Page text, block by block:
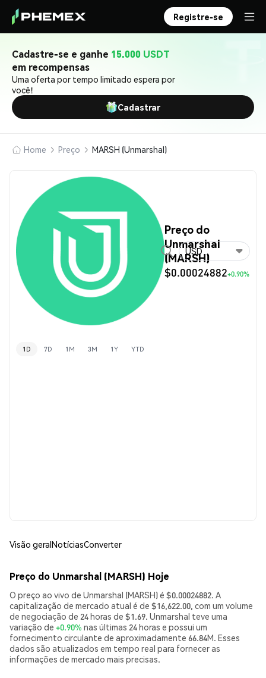
Registre-se
Cadastre-se e ganhe 15.000 USDT
em recompensas
Uma oferta por tempo limitado espera por
você!
Cadastrar
Home Preço MARSH (Unmarshal)
Preço do
Unmarshal
(MARSH)
$0.00024882+0.90%
USD
1D 7D 1M 3M 1Y YTD
Visão geralNotíciasConverter
Preço do Unmarshal (MARSH) Hoje
O preço ao vivo de Unmarshal (MARSH) é $0.00024882. A
capitalização de mercado atual é de $16,622.00, com um volume
de negociação de 24 horas de $1.69. Unmarshal teve uma
variação de +0.90% nas últimas 24 horas e possui um
fornecimento circulante de aproximadamente 66.84M. Esses
dados são atualizados em tempo real para fornecer as
informações de mercado mais precisas.